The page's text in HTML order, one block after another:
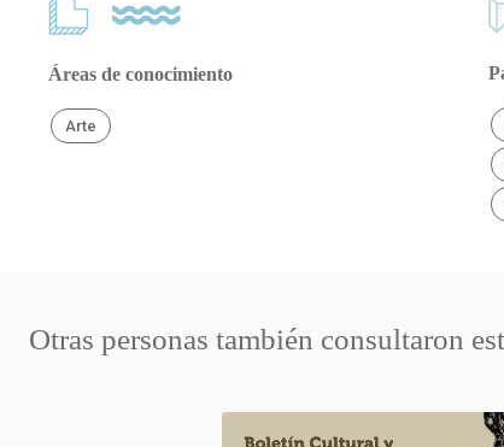
Áreas de conocimiento
Arte
Otras personas también consultaron